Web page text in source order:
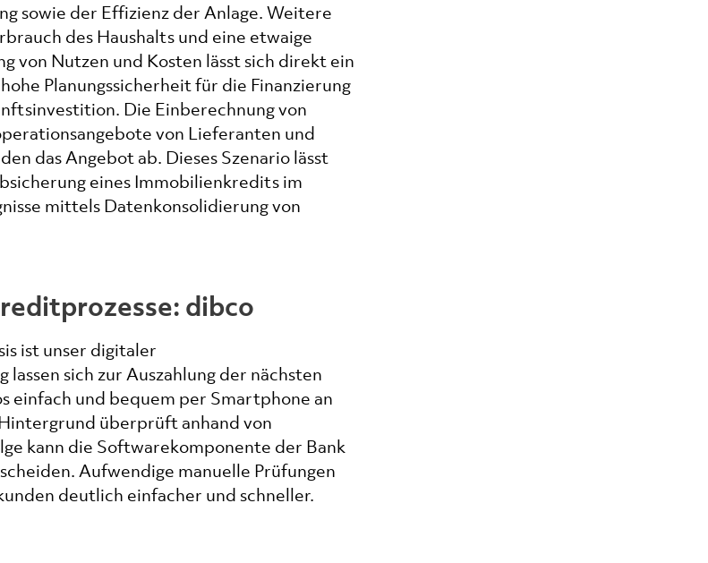
sowie der Effizienz der Anlage. Weitere
des Haushalts und eine etwaige
von Nutzen und Kosten lässt sich direkt ein
Planungssicherheit für die Finanzierung
Die Einberechnung von
von Lieferanten und
das Angebot ab. Dieses Szenario lässt
eines Immobilienkredits im
mittels Datenkonsolidierung von
dibco
ist unser digitaler
sich zur Auszahlung der nächsten
einfach und bequem per Smartphone an
überprüft anhand von
kann die Softwarekomponente der Bank
Aufwendige manuelle Prüfungen
deutlich einfacher und schneller.